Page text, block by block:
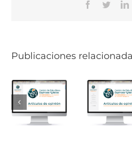
Facebook
Twitter
Publicaciones